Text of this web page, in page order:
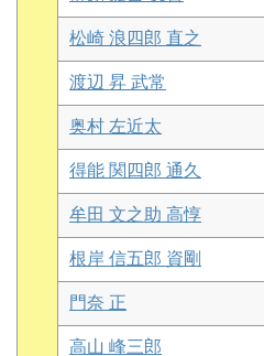
松崎 浪四郎 直之
渡辺 昇 武常
奥村 左近太
得能 関四郎 通久
牟田 文之助 高惇
根岸 信五郎 資剛
門奈 正
高山 峰三郎